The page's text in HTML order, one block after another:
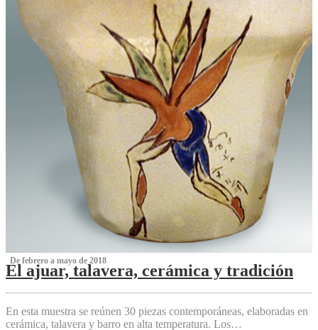
‌ De febrero a mayo de 2018
El ajuar, talavera, cerámica y tradición
‌
En esta muestra se reúnen 30 piezas contemporáneas, elaboradas en
cerámica, talavera y barro en alta temperatura. Los…